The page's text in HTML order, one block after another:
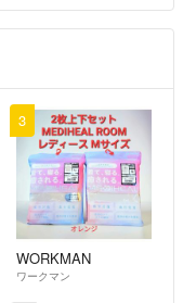
3
WORKMAN
ワークマン